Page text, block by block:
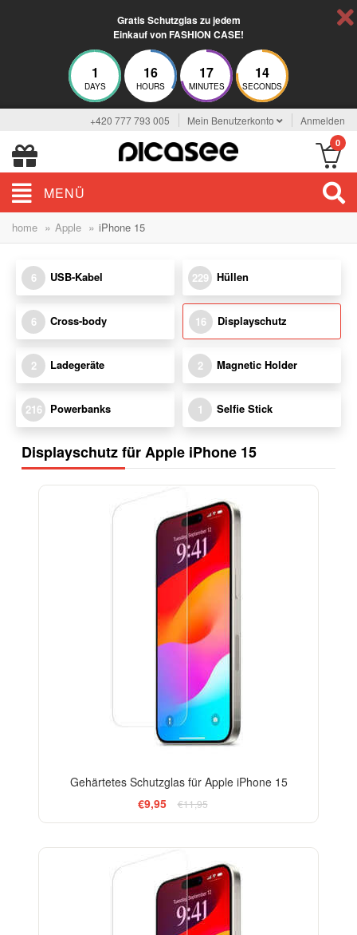
Gratis Schutzglas zu jedem
Einkauf von FASHION CASE!
1
DAYS
16
HOURS
17
MINUTES
13
SECONDS
+420 777 793 005 Mein Benutzerkonto Anmelden
0
MENÜ
home » Apple » iPhone 15
6 USB-Kabel 229 Hüllen
6 Cross-body 16 Displayschutz
2 Ladegeräte 2 Magnetic Holder
216 Powerbanks 1 Selfie Stick
Displayschutz für Apple iPhone 15
Gehärtetes Schutzglas für Apple iPhone 15
€9,95
€11,95